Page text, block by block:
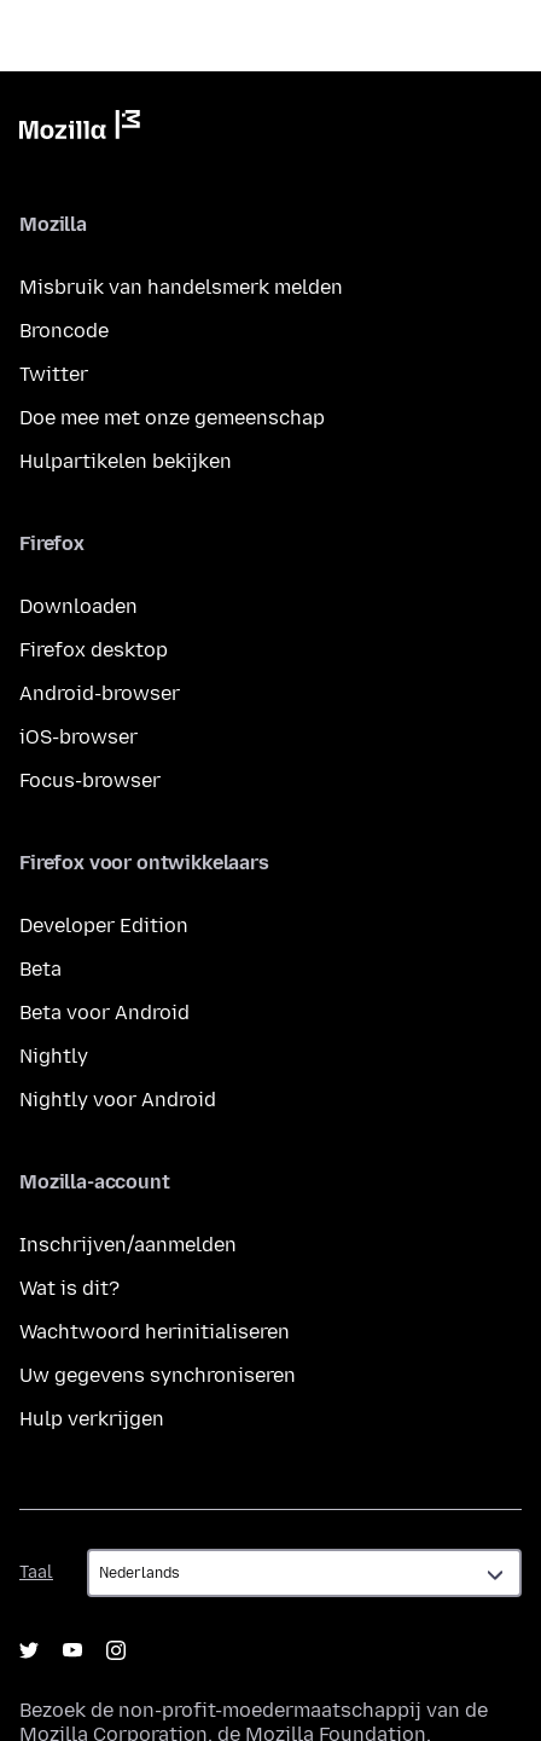
Mozilla
Misbruik van handelsmerk melden
Broncode
Twitter
Doe mee met onze gemeenschap
Hulpartikelen bekijken
Firefox
Downloaden
Firefox desktop
Android-browser
iOS-browser
Focus-browser
Firefox voor ontwikkelaars
Developer Edition
Beta
Beta voor Android
Nightly
Nightly voor Android
Mozilla-account
Inschrijven/aanmelden
Wat is dit?
Wachtwoord herinitialiseren
Uw gegevens synchroniseren
Hulp verkrijgen
Taal
Taal
Bezoek de non-profit-moedermaatschappij van de
Mozilla Corporation, de Mozilla Foundation.